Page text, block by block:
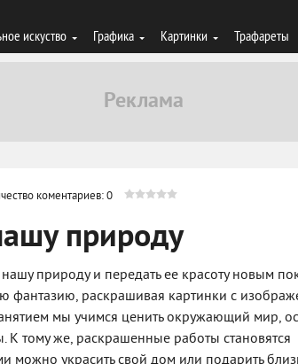
искуство Графика Картинки Трафареты
коментариев: 0
природу
природу и передать ее красоту новым
фантазию, раскрашивая картинки с
мы учимся ценить окружающий мир,
К тому же, раскрашенные работы становятся
можно украсить свой дом или подарить